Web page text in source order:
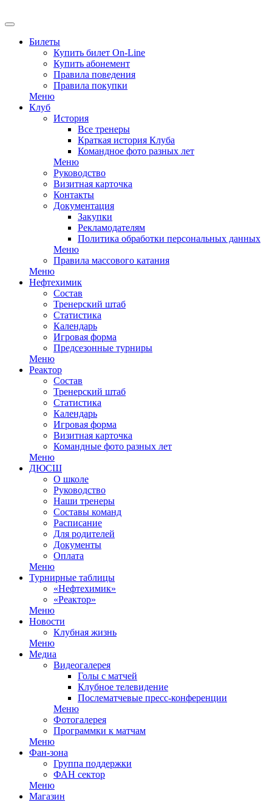
Билеты
Купить билет On-Line
Купить абонемент
Правила поведения
Правила покупки
Меню
Клуб
История
Все тренеры
Краткая история Клуба
Командное фото разных лет
Меню
Руководство
Визитная карточка
Контакты
Документация
Закупки
Рекламодателям
Политика обработки персональных данных
Меню
Правила массового катания
Меню
Нефтехимик
Состав
Тренерский штаб
Статистика
Календарь
Игровая форма
Предсезонные турниры
Меню
Реактор
Состав
Тренерский штаб
Статистика
Календарь
Игровая форма
Визитная карточка
Командные фото разных лет
Меню
ДЮСШ
О школе
Руководство
Наши тренеры
Составы команд
Расписание
Для родителей
Документы
Оплата
Меню
Турнирные таблицы
«Нефтехимик»
«Реактор»
Меню
Новости
Клубная жизнь
Меню
Медиа
Видеогалерея
Голы с матчей
Клубное телевидение
Послематчевые пресс-конференции
Меню
Фотогалерея
Программки к матчам
Меню
Фан-зона
Группа поддержки
ФАН сектор
Меню
Магазин